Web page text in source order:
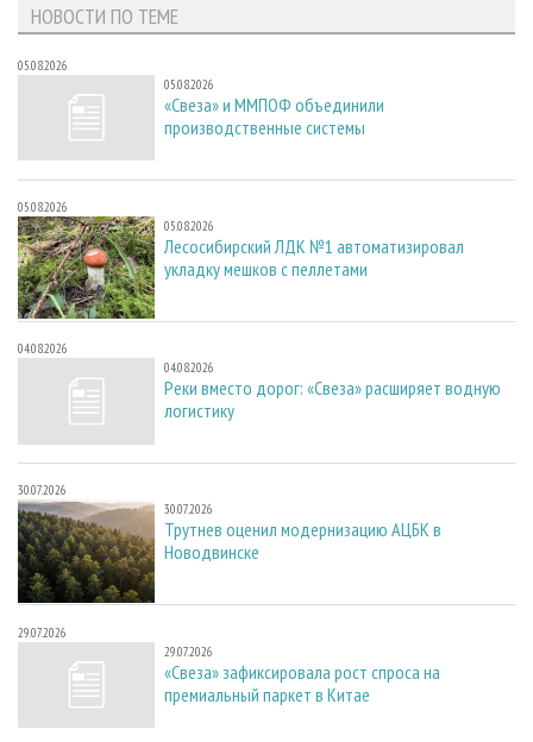
НОВОСТИ ПО ТЕМЕ
05.08.2026
05.08.2026
«Свеза» и ММПОФ объединили
производственные системы
05.08.2026
05.08.2026
Лесосибирский ЛДК №1 автоматизировал
укладку мешков с пеллетами
04.08.2026
04.08.2026
Реки вместо дорог: «Свеза» расширяет водную
логистику
30.07.2026
30.07.2026
Трутнев оценил модернизацию АЦБК в
Новодвинске
29.07.2026
29.07.2026
«Свеза» зафиксировала рост спроса на
премиальный паркет в Китае